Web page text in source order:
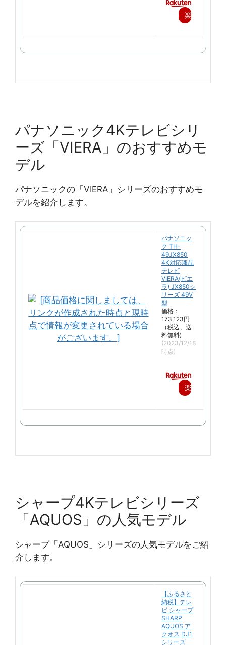
楽
パナソニック4Kテレビシリ
ーズ「VIERA」のおすすめモ
デル
パナソニックの「VIERA」シリーズのおすすめモ
デルを紹介します。
パナソニッ
ク TH-
49JX850
4K対応液晶
テレビ
VIERA(ビエ
ラ) JX850シ
リーズ 49V
型
価格：
173,123円
（税込、送
料無料)
(2023/12/18
時点)
楽
シャープ4Kテレビシリーズ
「AQUOS」の人気モデル
シャープ「AQUOS」シリーズの人気モデルをご紹
介します。
【ふるさと
納税】テレ
ビ シャープ
SHARP
AQUOS ア
クオス DJ1
シリーズ